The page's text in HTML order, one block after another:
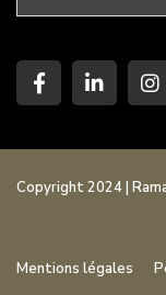
Copyright 2024 |
Mentions légales